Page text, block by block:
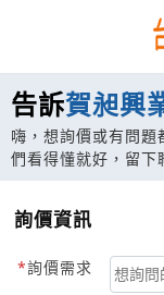
告訴賀昶興
嗨，想詢價或有問
們看得懂就好，留下
詢價資訊
詢價需求